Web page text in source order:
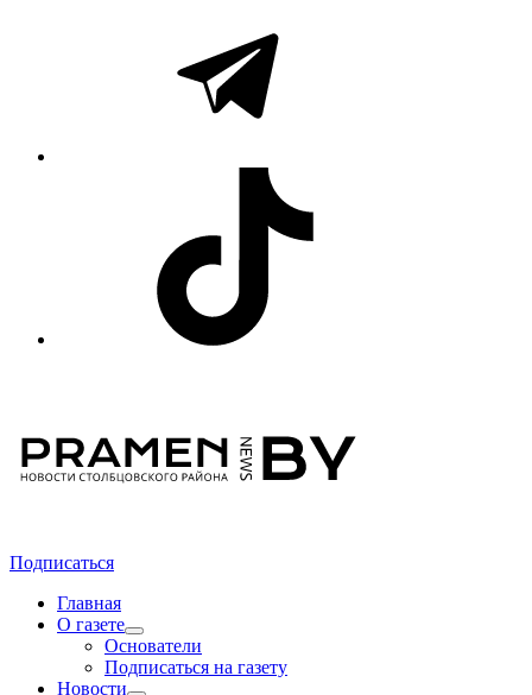
Подписаться
Главная
О газете
Основатели
Подписаться на газету
Новости